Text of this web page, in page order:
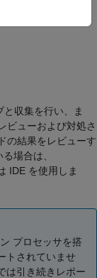
収集を行い、ま
ビューおよび対処さ
の結果をレビューす
場合は、
IDE を使用しま
プロセッサを搭
トされていませ
は引き続きレポー